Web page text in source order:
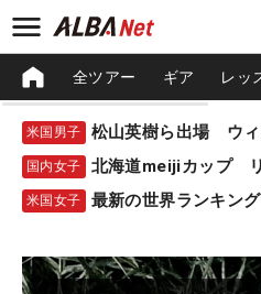
全ツアー ギア レッ
米国男子
国内女子 北海道meijiカップ
米国女子 最新の世界ランキング